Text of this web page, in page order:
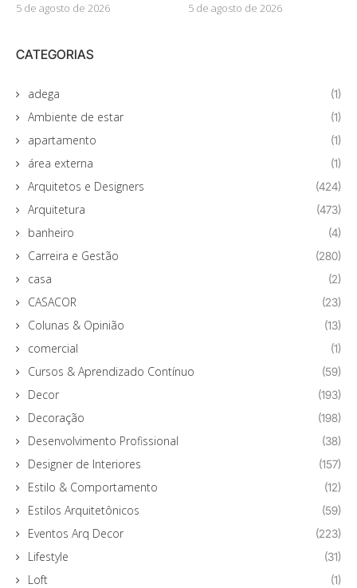
5 de agosto de 2026 5 de agosto de 2026
CATEGORIAS
adega (1)
Ambiente de estar (1)
apartamento (1)
área externa (1)
Arquitetos e Designers (424)
Arquitetura (473)
banheiro (4)
Carreira e Gestão (280)
casa (2)
CASACOR (23)
Colunas & Opinião (13)
comercial (1)
Cursos & Aprendizado Contínuo (59)
Decor (193)
Decoração (198)
Desenvolvimento Profissional (38)
Designer de Interiores (157)
Estilo & Comportamento (12)
Estilos Arquitetônicos (59)
Eventos Arq Decor (223)
Lifestyle (31)
Loft (1)